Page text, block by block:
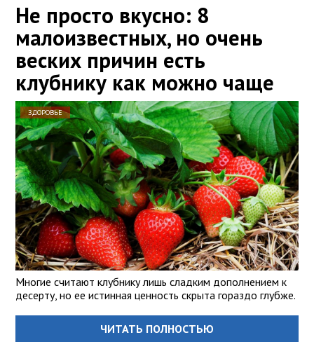
Не просто вкусно: 8
малоизвестных, но очень
веских причин есть
клубнику как можно чаще
ЗДОРОВЬЕ
Многие считают клубнику лишь сладким дополнением к
десерту, но ее истинная ценность скрыта гораздо глубже.
ЧИТАТЬ ПОЛНОСТЬЮ